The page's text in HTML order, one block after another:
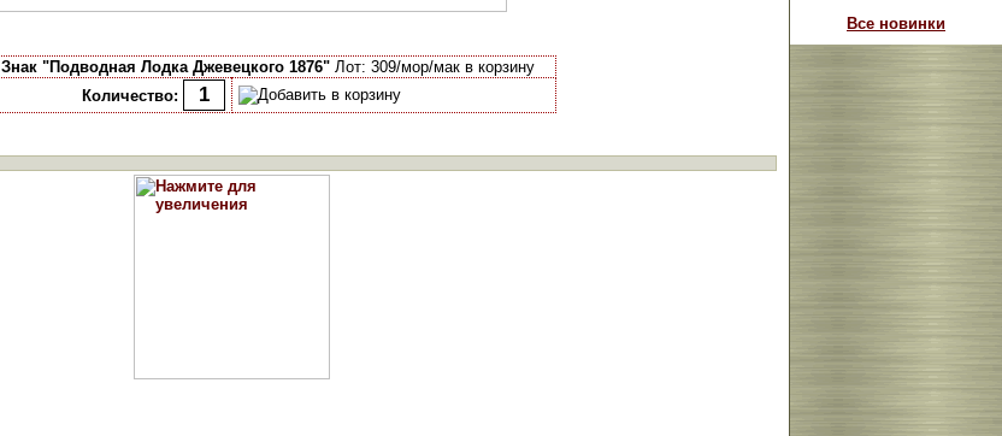
Знак "Подводная Лодка Джевецкого 1876" Лот: 309/мор/мак в корзину
Количество:
Все новинки